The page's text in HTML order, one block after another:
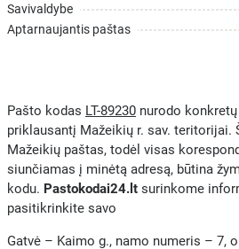
Savivaldybe
Aptarnaujantis paštas
Pašto kodas LT-89230 nurodo
priklausantį Mažeikių r. sav. teritorijai.
Mažeikių paštas, todėl visas
siunčiamas į minėtą adresą, būtina
kodu. Pastokodai24.lt surinkome
pasitikrinkite savo
Gatvė – Kaimo g., namo numeris – 7,